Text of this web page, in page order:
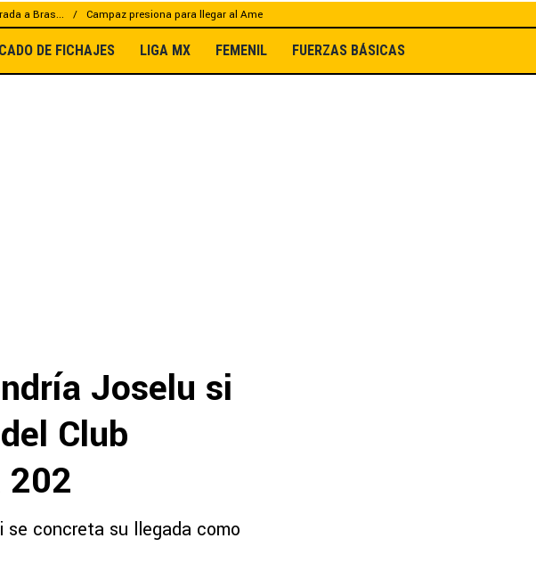
a Bras... Campaz presiona para llegar al Ame
DE FICHAJES LIGA MX FEMENIL FUERZAS BÁSICAS
Joselu si
Club
202
se concreta su llegada como